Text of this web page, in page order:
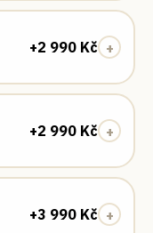
+2 990 Kč +
+2 990 Kč +
+3 990 Kč +